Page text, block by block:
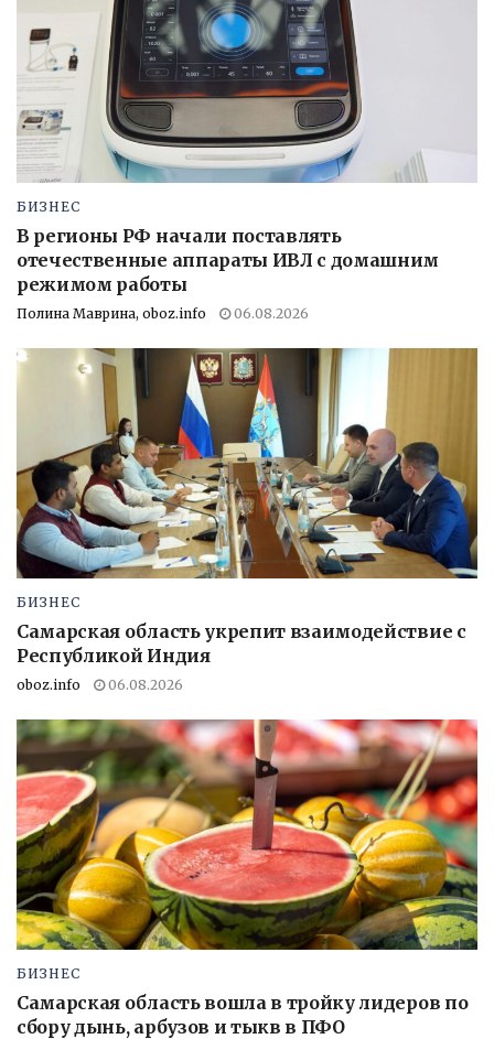
БИЗНЕС
В регионы РФ начали поставлять
отечественные аппараты ИВЛ с домашним
режимом работы
Полина Маврина, oboz.info 06.08.2026
БИЗНЕС
Самарская область укрепит взаимодействие с
Республикой Индия
oboz.info 06.08.2026
БИЗНЕС
Самарская область вошла в тройку лидеров по
сбору дынь, арбузов и тыкв в ПФО